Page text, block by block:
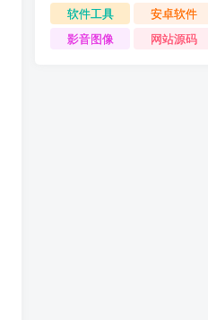
软件工具
安卓软件
影音图像
网站源码